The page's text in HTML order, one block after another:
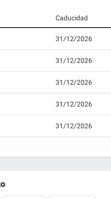
Caducidad
31/12/2026
31/12/2026
31/12/2026
31/12/2026
31/12/2026